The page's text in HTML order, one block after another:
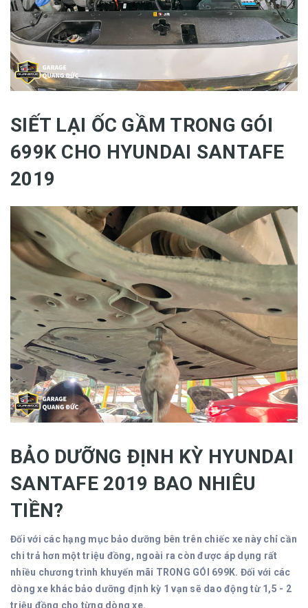
SIẾT LẠI ỐC GẦM TRONG GÓI
699K CHO HYUNDAI SANTAFE
2019
BẢO DƯỠNG ĐỊNH KỲ HYUNDAI
SANTAFE 2019 BAO NHIÊU
TIỀN?
Đối với các hạng mục bảo dưỡng bên trên chiếc xe này chỉ cần
chi trả hơn một triệu đồng, ngoài ra còn được áp dụng rất
nhiều chương trình khuyến mãi TRONG GÓI 699K. Đối với các
dòng xe khác bảo dưỡng định kỳ 1 vạn sẽ dao động từ 1,5 - 2
triệu đồng cho từng dòng xe.